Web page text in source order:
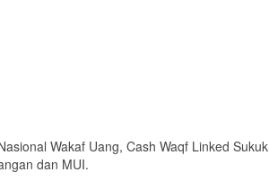
Wakaf Uang, Cash Waqf Linked Sukuk
dan MUI.